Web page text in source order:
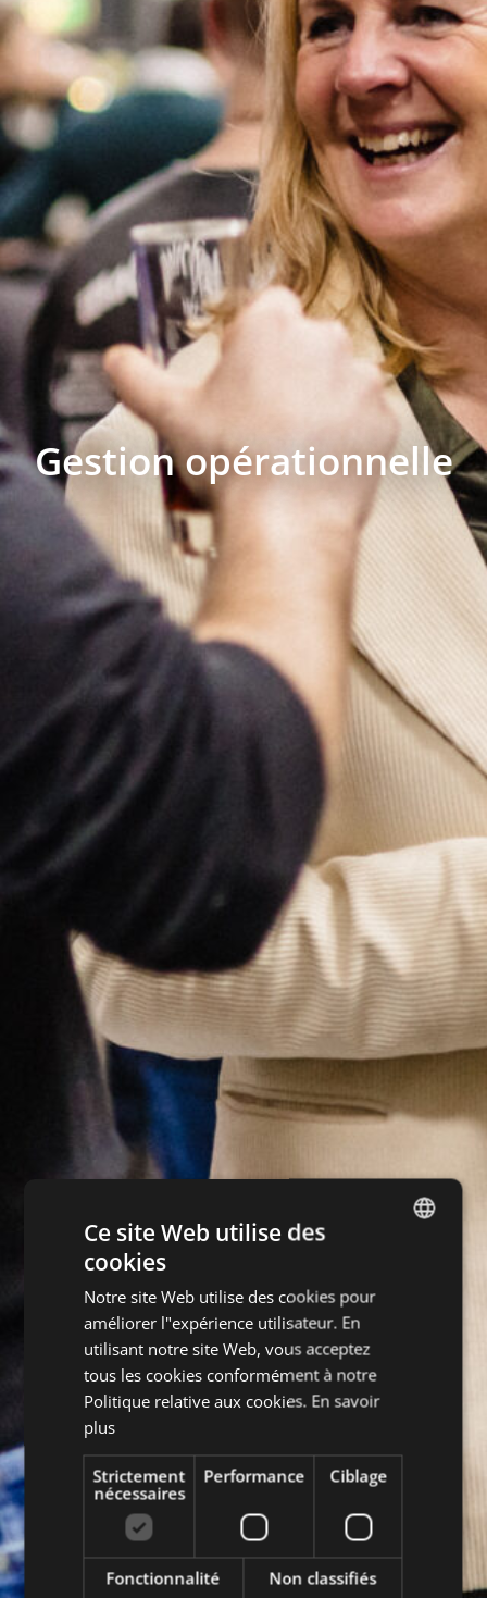
Gestion opérationnelle
ENGLISH
GERMAN
Ce site Web utilise des
cookies
Notre site Web utilise des cookies pour
améliorer l"expérience utilisateur. En
utilisant notre site Web, vous acceptez
tous les cookies conformément à notre
Politique relative aux cookies. En savoir
plus
Strictement
nécessaires
Performance Ciblage
Fonctionnalité Non classifiés